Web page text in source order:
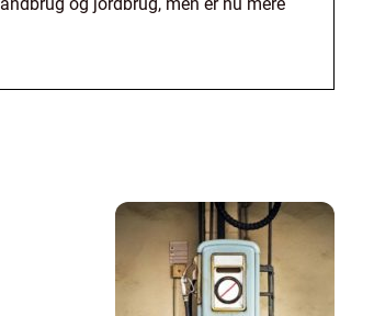
og jordbrug, men er nu mere